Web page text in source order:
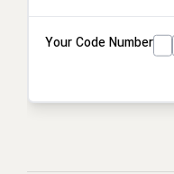
Your Code Number